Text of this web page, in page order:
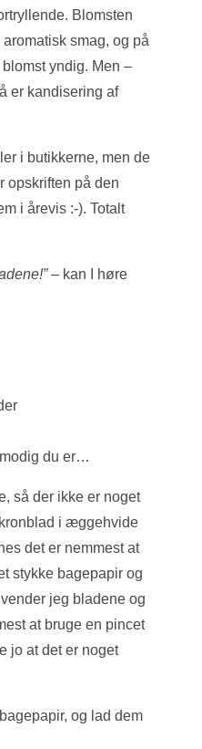
Blomsten
smag, og på
yndig. Men –
er kandisering af
i butikkerne, men de
opskriften på den
i årevis :-). Totalt
– kan I høre
du er…
så der ikke er noget
i æggehvide
det er nemmest at
stykke bagepapir og
jeg bladene og
at bruge en pincet
jo at det er noget
og lad dem